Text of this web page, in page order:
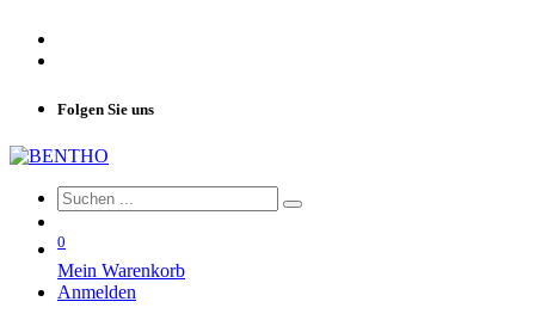
Folgen Sie uns
0
Mein Warenkorb
Anmelden